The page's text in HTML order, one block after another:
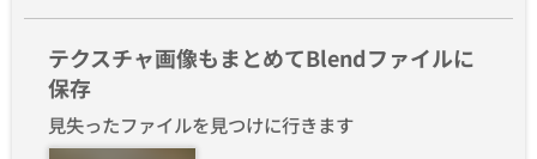
テクスチャ画像もまとめてBlendファイルに
保存
見失ったファイルを見つけに行きます